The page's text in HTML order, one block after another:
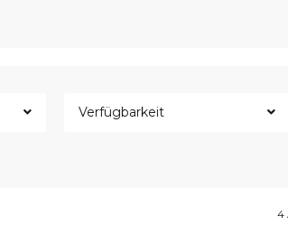
Verfügbarkeit
4